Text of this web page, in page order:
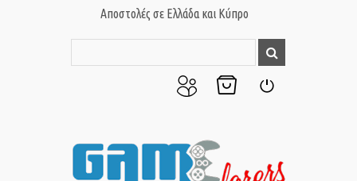
Αποστολές σε Ελλάδα και Κύπρο
μου